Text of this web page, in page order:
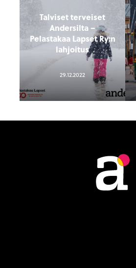
Talviset terveiset
Andersilta –
Pelastakaa Lapset Ry:n
lahjoitus
29.12.2022